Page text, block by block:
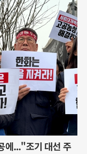
에..."조기 대선 주